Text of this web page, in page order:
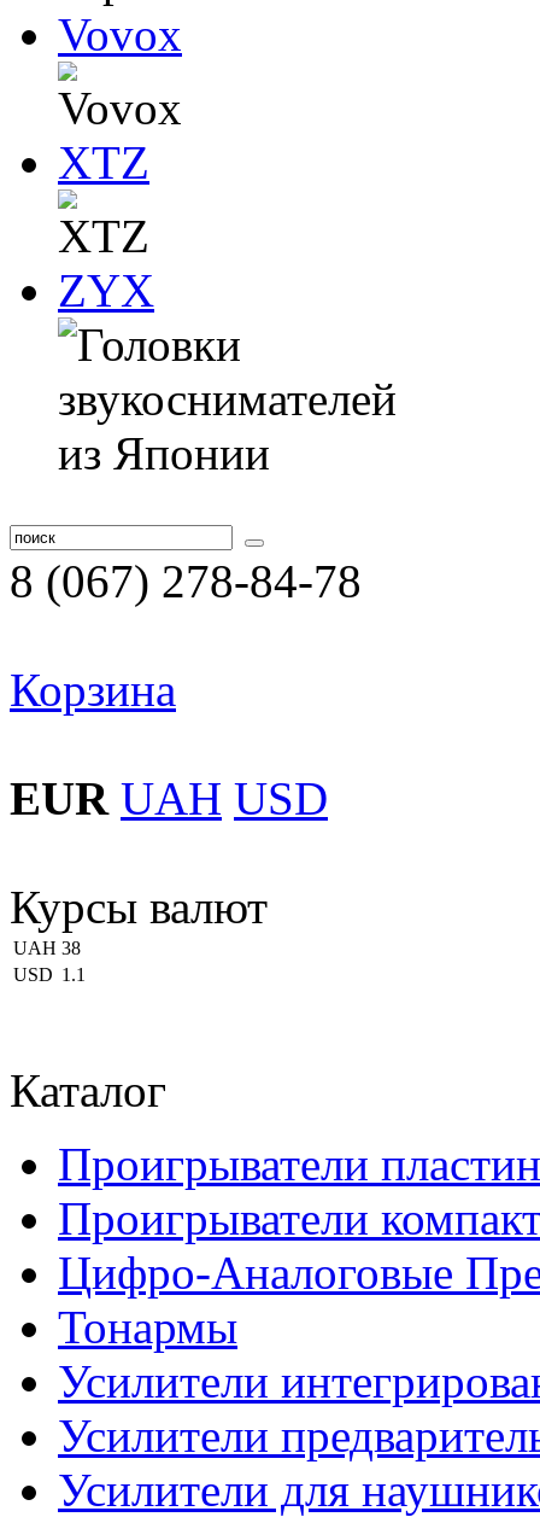
Vovox
XTZ
ZYX
8 (067) 278-84-78
Корзина
EUR UAH USD
Курсы валют
UAH 38
USD 1.1
Каталог
Проигрыватели
Проигрыватели
Цифро-Аналоговые
Тонармы
Усилители
Усилители
Усилители для